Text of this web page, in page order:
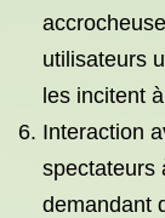
utilisateurs
les incitent
Interaction
spectateurs
demandant